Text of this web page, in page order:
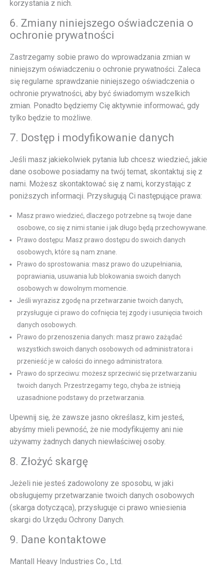
korzystania z nich.
6. Zmiany niniejszego oświadczenia o
ochronie prywatności
Zastrzegamy sobie prawo do wprowadzania zmian w
niniejszym oświadczeniu o ochronie prywatności. Zaleca
się regularne sprawdzanie niniejszego oświadczenia o
ochronie prywatności, aby być świadomym wszelkich
zmian. Ponadto będziemy Cię aktywnie informować, gdy
tylko będzie to możliwe.
7. Dostęp i modyfikowanie danych
Jeśli masz jakiekolwiek pytania lub chcesz wiedzieć, jakie
dane osobowe posiadamy na twój temat, skontaktuj się z
nami. Możesz skontaktować się z nami, korzystając z
poniższych informacji. Przysługują Ci następujące prawa:
Masz prawo wiedzieć, dlaczego potrzebne są twoje dane
osobowe, co się z nimi stanie i jak długo będą przechowywane.
Prawo dostępu: Masz prawo dostępu do swoich danych
osobowych, które są nam znane.
Prawo do sprostowania: masz prawo do uzupełniania,
poprawiania, usuwania lub blokowania swoich danych
osobowych w dowolnym momencie.
Jeśli wyrazisz zgodę na przetwarzanie twoich danych,
przysługuje ci prawo do cofnięcia tej zgody i usunięcia twoich
danych osobowych.
Prawo do przenoszenia danych: masz prawo zażądać
wszystkich swoich danych osobowych od administratora i
przenieść je w całości do innego administratora.
Prawo do sprzeciwu: możesz sprzeciwić się przetwarzaniu
twoich danych. Przestrzegamy tego, chyba że istnieją
uzasadnione podstawy do przetwarzania.
Upewnij się, że zawsze jasno określasz, kim jesteś,
abyśmy mieli pewność, że nie modyfikujemy ani nie
używamy żadnych danych niewłaściwej osoby.
8. Złożyć skargę
Jeżeli nie jesteś zadowolony ze sposobu, w jaki
obsługujemy przetwarzanie twoich danych osobowych
(skarga dotycząca), przysługuje ci prawo wniesienia
skargi do Urzędu Ochrony Danych.
9. Dane kontaktowe
Mantall Heavy Industries Co., Ltd.